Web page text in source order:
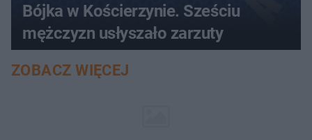
Bójka w Kościerzynie. Sześciu
mężczyzn usłyszało zarzuty
ZOBACZ WIĘCEJ